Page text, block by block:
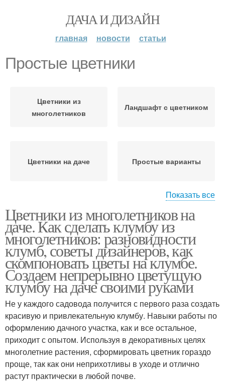
ДАЧА И ДИЗАЙН
главная новости статьи
Простые цветники
Цветники из
многолетников
Ландшафт с цветником
Цветники на даче Простые варианты
однолетников
Показать все
Цветники из многолетников на
даче. Как сделать клумбу из
многолетников: разновидности
клумб, советы дизайнеров, как
скомпоновать цветы на клумбе.
Создаем непрерывно цветущую
клумбу на даче своими руками
Не у каждого садовода получится с первого раза создать
красивую и привлекательную клумбу. Навыки работы по
оформлению дачного участка, как и все остальное,
приходит с опытом. Используя в декоративных целях
многолетние растения, сформировать цветник гораздо
проще, так как они неприхотливы в уходе и отлично
растут практически в любой почве.